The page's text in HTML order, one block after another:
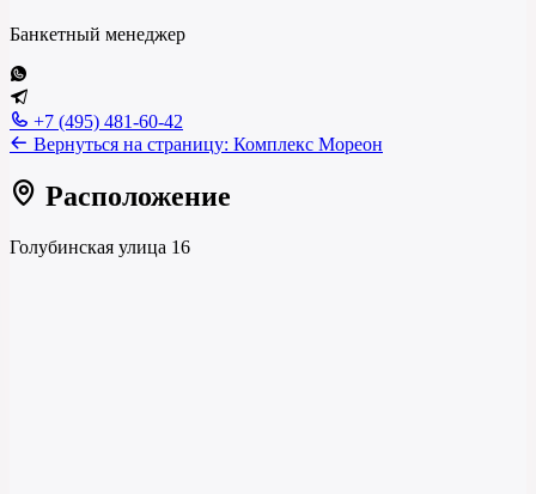
Банкетный менеджер
+7 (495) 481-60-42
Вернуться на страницу: Комплекс Мореон
Расположение
Голубинская улица 16